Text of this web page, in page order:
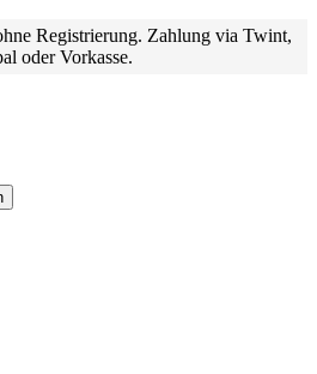
Registrierung. Zahlung via Twint,
oder Vorkasse.